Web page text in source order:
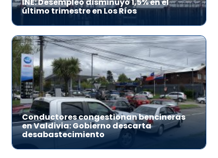
INE: Desempleo disminuyó 1,5% en el
último trimestre en Los Ríos
Conductores congestionan bencineras
en Valdivia: Gobierno descarta
desabastecimiento